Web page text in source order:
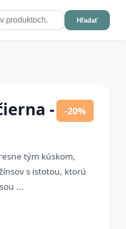
Hľadať
-
-20%
tým kúskom,
s istotou, ktorú
...